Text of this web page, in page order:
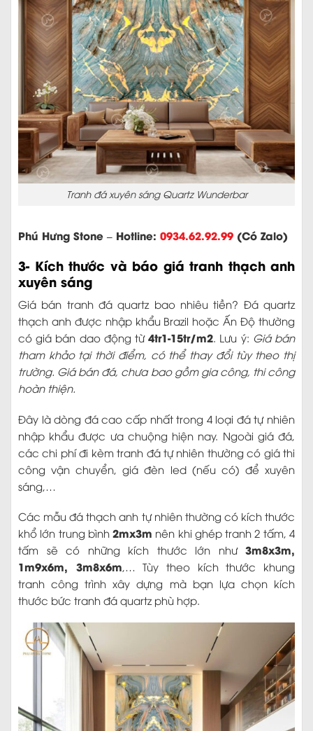
Tranh đá xuyên sáng Quartz Wunderbar
Phú Hưng Stone – Hotline: 0934.62.92.99 (Có Zalo)
3- Kích thước và báo giá tranh thạch anh
xuyên sáng
Giá bán tranh đá quartz bao nhiêu tiền? Đá quartz
thạch anh được nhập khẩu Brazil hoặc Ấn Độ thường
có giá bán dao động từ4tr1-15tr/m2. Lưu ý: Giá bán
tham khảo tại thời điểm, có thể thay đổi tùy theo thị
trường. Giá bán đá, chưa bao gồm gia công, thi công
hoàn thiện.
Đây là dòng đá cao cấp nhất trong 4 loại đá tự nhiên
nhập khẩu được ưa chuộng hiện nay. Ngoài giá đá,
các chi phí đi kèm tranh đá tự nhiên thường có giá thi
công vận chuyển, giá đèn led (nếu có) để xuyên
sáng,…
Các mẫu đá thạch anh tự nhiên thường có kích thước
khổ lớn trung bình2mx3m nên khi ghép tranh 2 tấm, 4
tấm sẽ có những kích thước lớn như 3m8x3m,
1m9x6m, 3m8x6m,… Tùy theo kích thước khung
tranh công trình xây dựng mà bạn lựa chọn kích
thước bức tranh đá quartz phù hợp.